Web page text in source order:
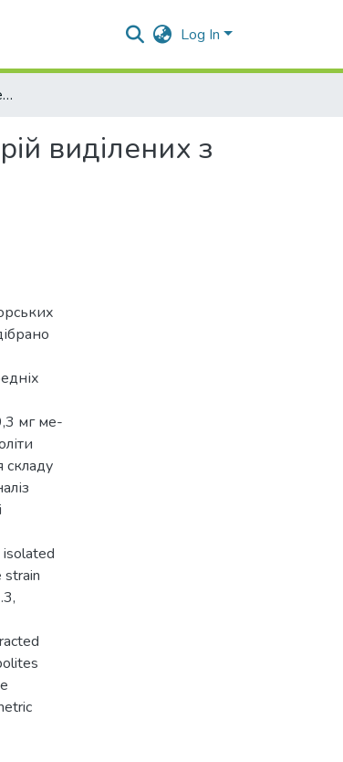
Log In
Склад антимікробних метаболітів морських лактобактерій виділених з Одеської затоки Чорного моря
виділених з
мг ме-
складу
isolated
strain